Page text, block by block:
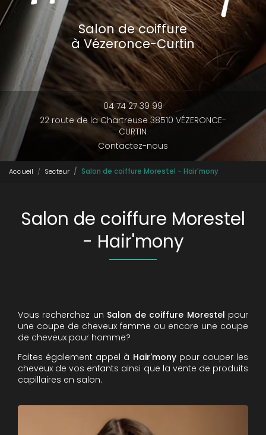
Salon de coiffure
à Vézeronce-Curtin
04 74 27 39 99
22 route de la Chartreuse 38510 VÉZERONCE-
CURTIN
Contactez-nous
Accueil Secteur Salon de coiffure Morestel - Hair'mony
Salon de coiffure Morestel
- Hair'mony
Vous recherchez un Salon de coiffure Morestel pour
une coupe de cheveux femme ou encore une coupe
de cheveux pour homme?
Faites également appel à Hair'monypour couper les
cheveux de vos enfants ainsi que la vente de produits
capillaires en salon.